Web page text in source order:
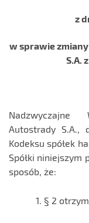
z
w sprawie
S.A.
Nadzwyczajne
Autostrady S.A.,
Kodeksu spółek
Spółki niniejszym
sposób, że:
§ 2